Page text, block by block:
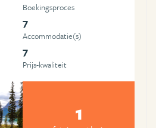
Boekingsproces
7
Accommodatie(s)
7
Prijs-kwaliteit
1